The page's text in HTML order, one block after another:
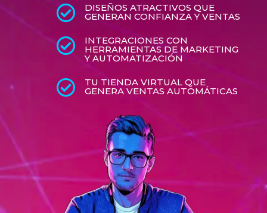
 DISEÑOS ATRACTIVOS QUE
GENERAN CONFIANZA Y VENTAS
 INTEGRACIONES CON
HERRAMIENTAS DE MARKETING
Y AUTOMATIZACIÓN
 TU TIENDA VIRTUAL QUE
GENERA VENTAS AUTOMÁTICAS